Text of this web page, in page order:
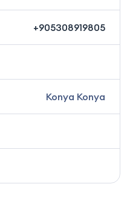
+905308919805
Konya Konya